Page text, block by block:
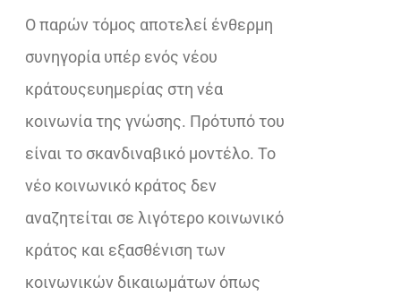
Ο παρών τόμος αποτελεί ένθερμη
συνηγορία υπέρ ενός νέου
κράτουςευημερίας στη νέα
κοινωνία της γνώσης. Πρότυπό του
είναι το σκανδιναβικό μοντέλο. Το
νέο κοινωνικό κράτος δεν
αναζητείται σε λιγότερο κοινωνικό
κράτος και εξασθένιση των
κοινωνικών δικαιωμάτων όπως